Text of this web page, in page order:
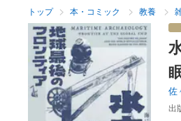
トップ 本・コミック 教養
佐
出